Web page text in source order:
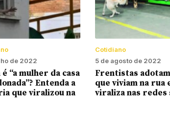
de 2022
é “a mulher da casa
Entenda a
que viralizou na
Cotidiano
5 de agosto de 2022
Frentistas
que viviam na rua
viraliza nas redes